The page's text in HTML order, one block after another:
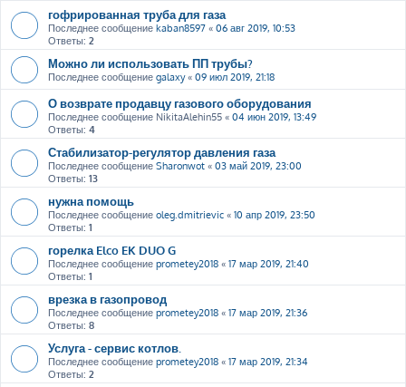
гофрированная труба для газа
Последнее сообщение kaban8597 « 06 авг 2019, 10:53
Ответы: 2
Можно ли использовать ПП трубы?
Последнее сообщение galaxy« 09 июл 2019, 21:18
О возврате продавцу газового оборудования
Последнее сообщение NikitaAlehin55 « 04 июн 2019, 13:49
Ответы: 4
Стабилизатор-регулятор давления газа
Последнее сообщение Sharonwot « 03 май 2019, 23:00
Ответы: 13
нужна помощь
Последнее сообщение oleg.dmitrievic « 10 апр 2019, 23:50
Ответы: 1
горелка Elco EK DUO G
Последнее сообщение prometey2018 « 17 мар 2019, 21:40
Ответы: 1
врезка в газопровод
Последнее сообщение prometey2018 « 17 мар 2019, 21:36
Ответы: 8
Услуга - сервис котлов.
Последнее сообщение prometey2018 « 17 мар 2019, 21:34
Ответы: 2